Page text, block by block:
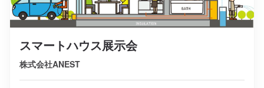
スマートハウス展示会
株式会社ANEST